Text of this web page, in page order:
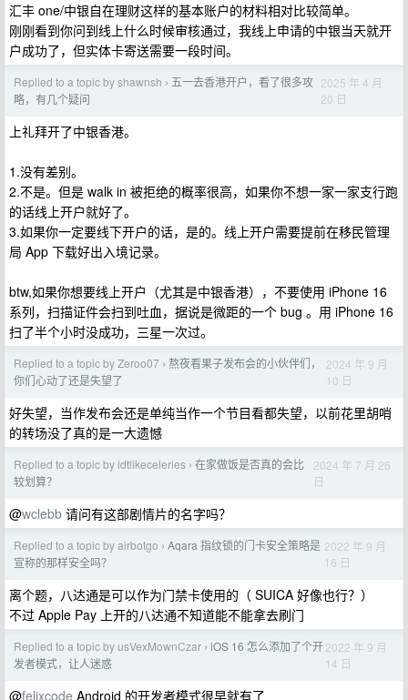
汇丰 one/中银自在理财这样的基本账户的材料相对比较简单。
刚刚看到你问到线上什么时候审核通过，我线上申请的中银当天就开
户成功了，但实体卡寄送需要一段时间。
Replied to a topic by shawnsh › 五一去香港开户，看了很多攻
略，有几个疑问
2025 年 4 月
20 日
上礼拜开了中银香港。
1.没有差别。
2.不是。但是 walk in 被拒绝的概率很高，如果你不想一家一家支行跑
的话线上开户就好了。
3.如果你一定要线下开户的话，是的。线上开户需要提前在移民管理
局 App 下载好出入境记录。
btw,如果你想要线上开户（尤其是中银香港），不要使用 iPhone 16
系列，扫描证件会扫到吐血，据说是微距的一个 bug 。用 iPhone 16
扫了半个小时没成功，三星一次过。
Replied to a topic by Zeroo07 › 熬夜看果子发布会的小伙伴们，
你们心动了还是失望了
2024 年 9 月
10 日
好失望，当作发布会还是单纯当作一个节目看都失望，以前花里胡哨
的转场没了真的是一大遗憾
Replied to a topic by idtlikeceleries › 在家做饭是否真的会比
较划算？
2024 年 7 月 26
日
@wclebb 请问有这部剧情片的名字吗？
Replied to a topic by airbotgo › Aqara 指纹锁的门卡安全策略是
宣称的那样安全吗？
2022 年 9 月
16 日
离个题，八达通是可以作为门禁卡使用的（ SUICA 好像也行？）
不过 Apple Pay 上开的八达通不知道能不能拿去刷门
Replied to a topic by usVexMownCzar › iOS 16 怎么添加了个开
发者模式，让人迷惑
2022 年 9 月
14 日
@felixcode Android 的开发者模式很早就有了